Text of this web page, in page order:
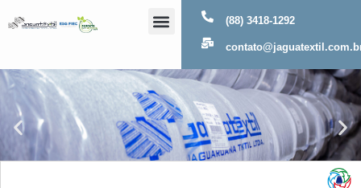
(88) 3418-1292